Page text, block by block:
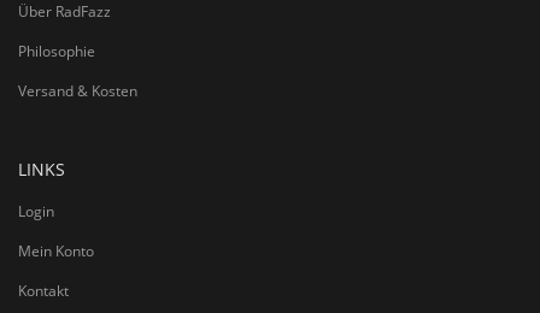
Über RadFazz
Philosophie
Versand & Kosten
LINKS
Login
Mein Konto
Kontakt